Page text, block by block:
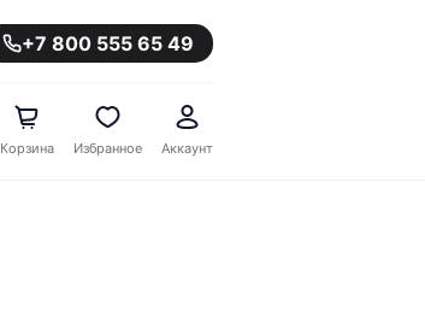
+7 800 555 65 49
Корзина Избранное Аккаунт